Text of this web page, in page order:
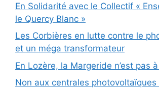
En Solidarité avec le Collectif «
le Quercy Blanc »
Les Corbières en lutte contre le
et un méga transformateur
En Lozère, la Margeride n’est pas
Non aux centrales photovoltaïques